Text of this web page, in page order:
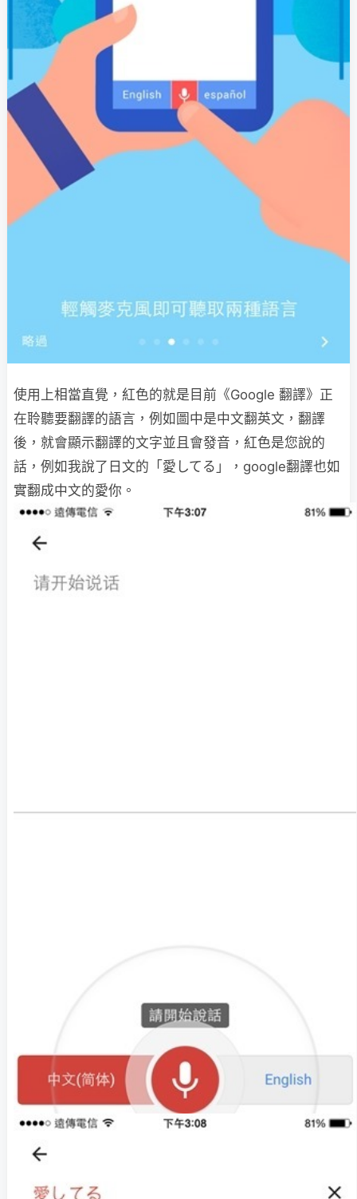
使用上相當直覺，紅色的就是目前《Google 翻譯》正
在聆聽要翻譯的語言，例如圖中是中文翻英文，翻譯
後，就會顯示翻譯的文字並且會發音，紅色是您說的
話，例如我說了日文的「愛してる」，google翻譯也如
實翻成中文的愛你。